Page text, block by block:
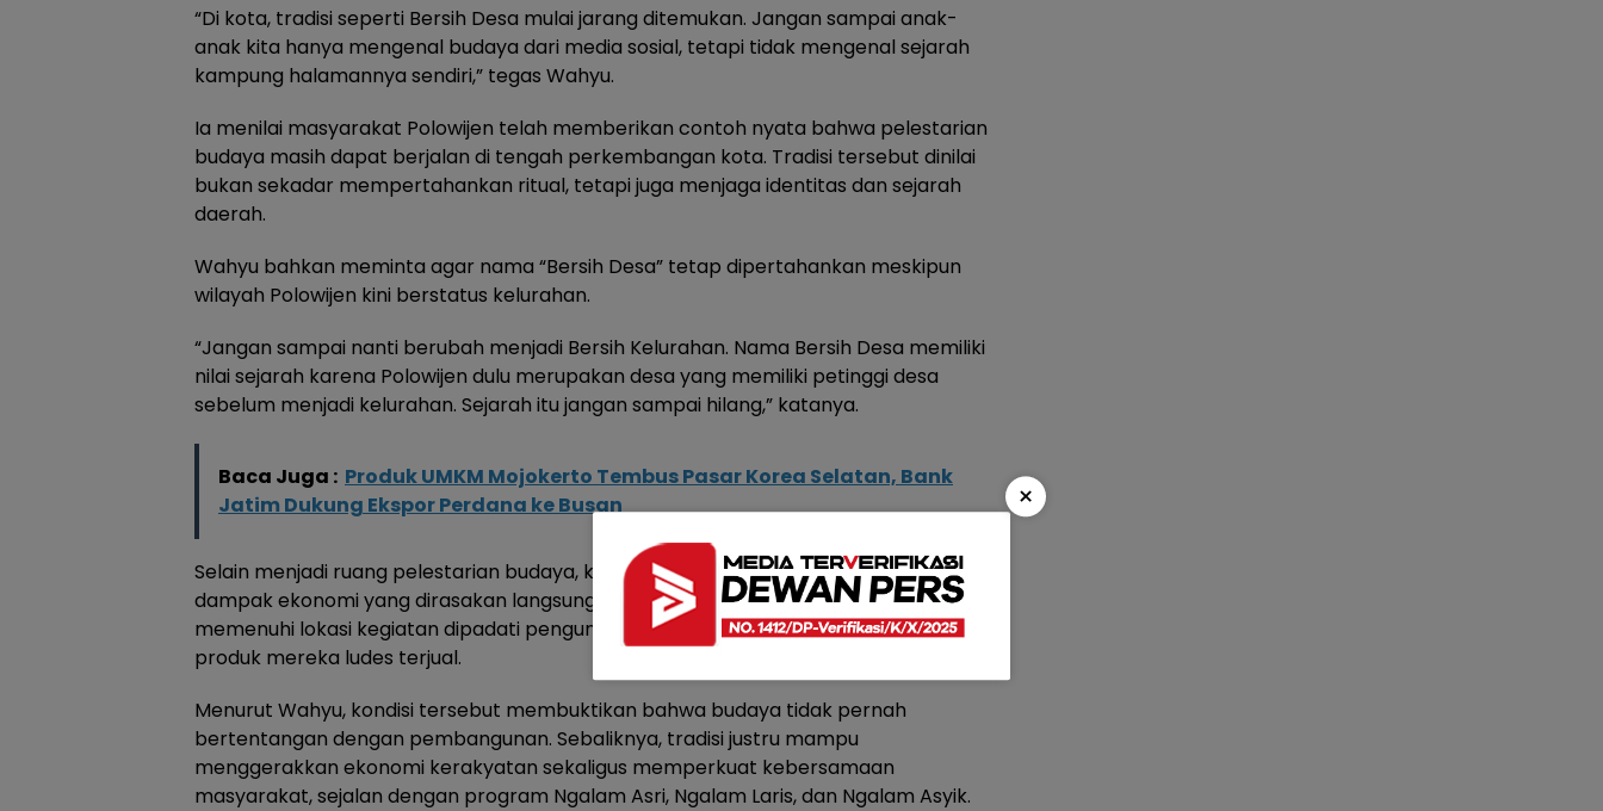
“Di kota, tradisi seperti Bersih Desa mulai jarang ditemukan. Jangan sampai anak-
anak kita hanya mengenal budaya dari media sosial, tetapi tidak mengenal sejarah
kampung halamannya sendiri,” tegas Wahyu.
Ia menilai masyarakat Polowijen telah memberikan contoh nyata bahwa pelestarian
budaya masih dapat berjalan di tengah perkembangan kota. Tradisi tersebut dinilai
bukan sekadar mempertahankan ritual, tetapi juga menjaga identitas dan sejarah
daerah.
Wahyu bahkan meminta agar nama “Bersih Desa” tetap dipertahankan meskipun
wilayah Polowijen kini berstatus kelurahan.
“Jangan sampai nanti berubah menjadi Bersih Kelurahan. Nama Bersih Desa memiliki
nilai sejarah karena Polowijen dulu merupakan desa yang memiliki petinggi desa
sebelum menjadi kelurahan. Sejarah itu jangan sampai hilang,” katanya.
Baca Juga : Produk UMKM Mojokerto Tembus Pasar Korea Selatan, Bank
Jatim Dukung Ekspor Perdana ke Busan
Selain menjadi ruang pelestarian budaya, kegiatan tersebut juga memberikan
dampak ekonomi yang dirasakan langsung masyarakat. Puluhan stan UMKM yang
memenuhi lokasi kegiatan dipadati pengunjung dan sejumlah pelaku usaha mengaku
produk mereka ludes terjual.
Menurut Wahyu, kondisi tersebut membuktikan bahwa budaya tidak pernah
bertentangan dengan pembangunan. Sebaliknya, tradisi justru mampu
menggerakkan ekonomi kerakyatan sekaligus memperkuat kebersamaan
masyarakat, sejalan dengan program Ngalam Asri, Ngalam Laris, dan Ngalam Asyik.
×